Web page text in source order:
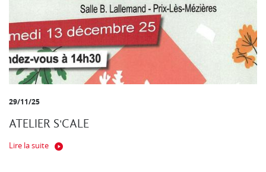
29/11/25
ATELIER S'CALE
Lire la suite